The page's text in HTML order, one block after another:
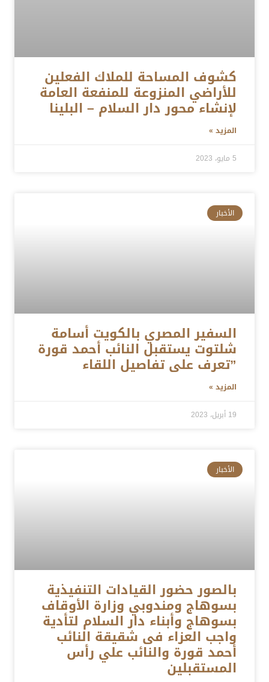
كشوف المساحة للملاك الفعلين
للأراضي المنزوعة للمنفعة العامة
لإنشاء محور دار السلام – البلينا
المزيد »
5 مايو، 2023
الأخبار
السفير المصري بالكويت أسامة
شلتوت يستقبل النائب أحمد قورة
”تعرف على تفاصيل اللقاء
المزيد »
19 أبريل، 2023
الأخبار
بالصور حضور القيادات التنفيذية
بسوهاج ومندوبي وزارة الأوقاف
بسوهاج وأبناء دار السلام لتأدية
واجب العزاء فى شقيقة النائب
أحمد قورة والنائب علي رأس
المستقبلين